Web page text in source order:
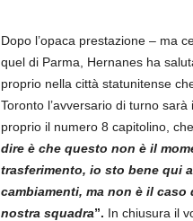
Dopo l’opaca prestazione – ma
quel di Parma, Hernanes ha
proprio nella città statunitense
Toronto l’avversario di turno sarà
proprio il numero 8 capitolino,
dire è che questo non è il
trasferimento, io sto bene qui
cambiamenti, ma non è il
nostra squadra”. In chiusura il